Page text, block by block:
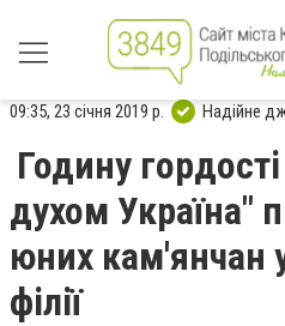
09:35, 23 січня 2019 р. Надійне
Годину
духом Україна"
юних кам'янчан у
філії